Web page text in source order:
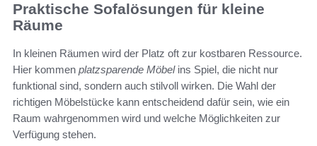
Praktische Sofalösungen für kleine
Räume
In kleinen Räumen wird der Platz oft zur kostbaren Ressource.
Hier kommen platzsparende Möbelins Spiel, die nicht nur
funktional sind, sondern auch stilvoll wirken. Die Wahl der
richtigen Möbelstücke kann entscheidend dafür sein, wie ein
Raum wahrgenommen wird und welche Möglichkeiten zur
Verfügung stehen.